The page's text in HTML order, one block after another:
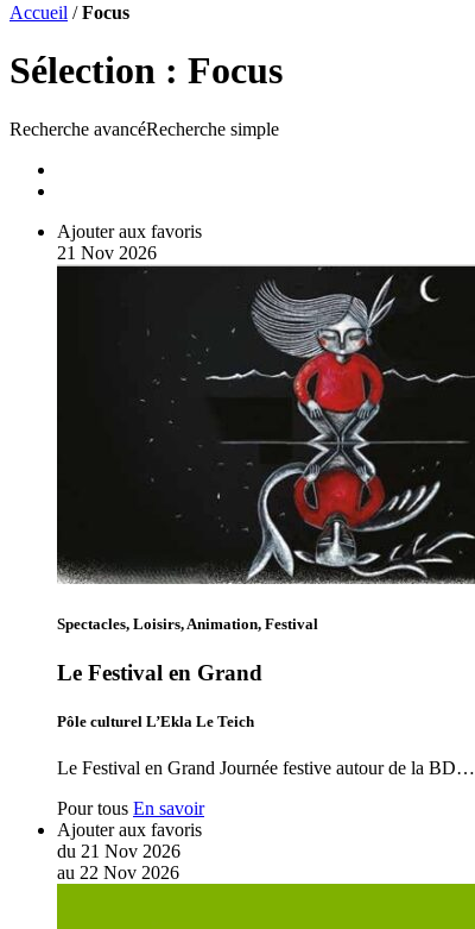
Accueil /Focus
Sélection : Focus
Recherche avancéRecherche simple
Ajouter aux favoris
21 Nov 2026
Spectacles, Loisirs, Animation, Festival
Le Festival en Grand
Pôle culturel L’Ekla Le Teich
Le Festival en Grand Journée festive autour de la BD…
Pour tous En savoir
Ajouter aux favoris
du 21 Nov 2026
au 22 Nov 2026